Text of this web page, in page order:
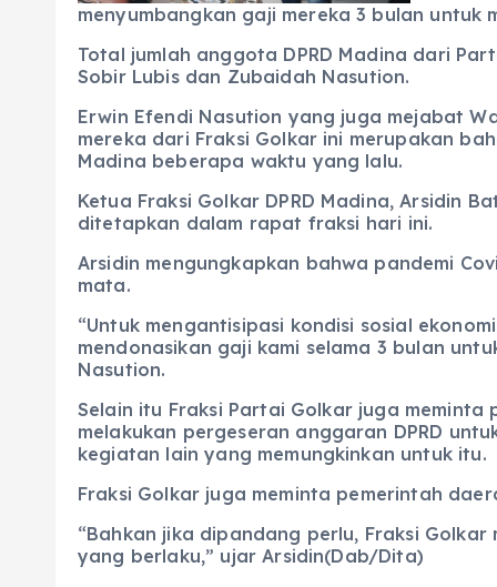
o
k
p m er
menyumbangkan gaji mereka 3 bulan untuk
Total jumlah anggota DPRD Madina dari
Sobir Lubis dan Zubaidah Nasution.
Erwin Efendi Nasution yang juga mejabat
mereka dari Fraksi Golkar ini merupakan
Madina beberapa waktu yang lalu.
Ketua Fraksi Golkar DPRD Madina, Arsidin
ditetapkan dalam rapat fraksi hari ini.
Arsidin mengungkapkan bahwa pandemi
mata.
“Untuk mengantisipasi kondisi sosial
mendonasikan gaji kami selama 3 bulan
Nasution.
Selain itu Fraksi Partai Golkar juga
melakukan pergeseran anggaran DPRD
kegiatan lain yang memungkinkan untuk itu.
Fraksi Golkar juga meminta pemerintah
“Bahkan jika dipandang perlu, Fraksi
yang berlaku,” ujar Arsidin(Dab/Dita)